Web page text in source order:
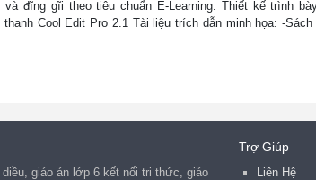
đĩng gĩi theo tiêu chuẩn E-Learning: Thiết kế trình
Cool Edit Pro 2.1 Tài liệu trích dẫn minh họa: -
giáo án lớp 6 kết nối tri thức, giáo
Trợ Giúp
Liên Hệ